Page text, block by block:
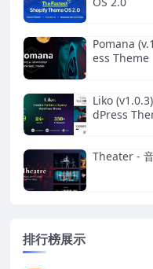
Pomana
ess Theme
Liko
dPress
Theater -
排行榜展示